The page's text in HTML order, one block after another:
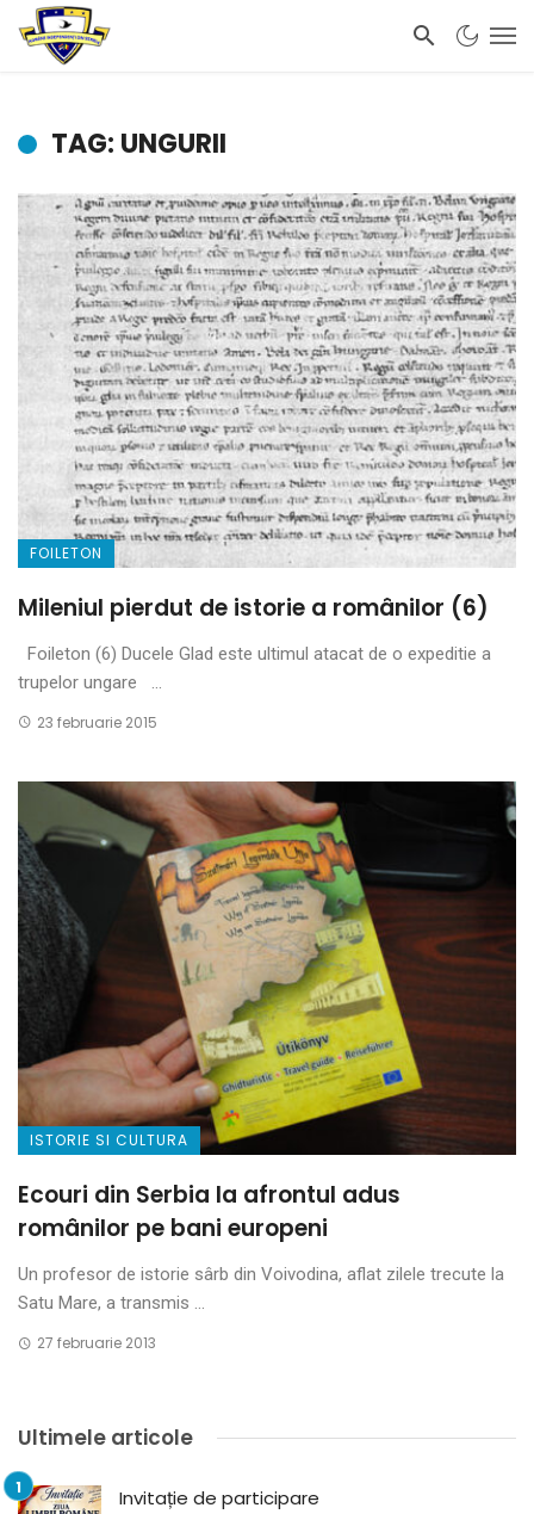
TAG: UNGURII
FOILETON
Mileniul pierdut de istorie a românilor (6)
Foileton (6) Ducele Glad este ultimul atacat de o expeditie a
trupelor ungare ...
23 februarie 2015
ISTORIE SI CULTURA
Ecouri din Serbia la afrontul adus
românilor pe bani europeni
Un profesor de istorie sârb din Voivodina, aflat zilele trecute la
Satu Mare, a transmis ...
27 februarie 2013
Ultimele articole
Invitație de participare